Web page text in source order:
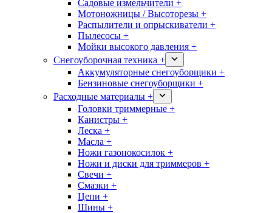
Садовые измельчители +
Мотоножницы / Высоторезы +
Распылители и опрыскиватели +
Пылесосы +
Мойки высокого давления +
Снегоуборочная техника +
Аккумуляторные снегоуборщики +
Бензиновые снегоуборщики +
Расходные материалы +
Головки триммерные +
Канистры +
Леска +
Масла +
Ножи газонокосилок +
Ножи и диски для триммеров +
Свечи +
Смазки +
Цепи +
Шины +